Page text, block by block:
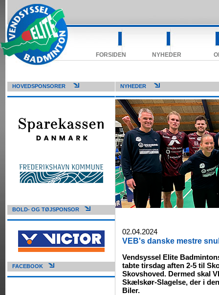
FORSIDEN NYHEDER
HOVEDSPONSORER NYHEDER
BOLD- OG TØJSPONSOR
FACEBOOK
02.04.2024
VEB's danske mestre
Vendsyssel Elite
tabte tirsdag aften 2-5 til
Skovshoved. Dermed skal
Skælskør-Slagelse, der i
Biler.